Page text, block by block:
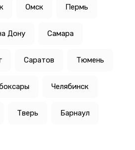
Омск Пермь
Дону Самара
Саратов Тюмень
Челябинск
Тверь Барнаул